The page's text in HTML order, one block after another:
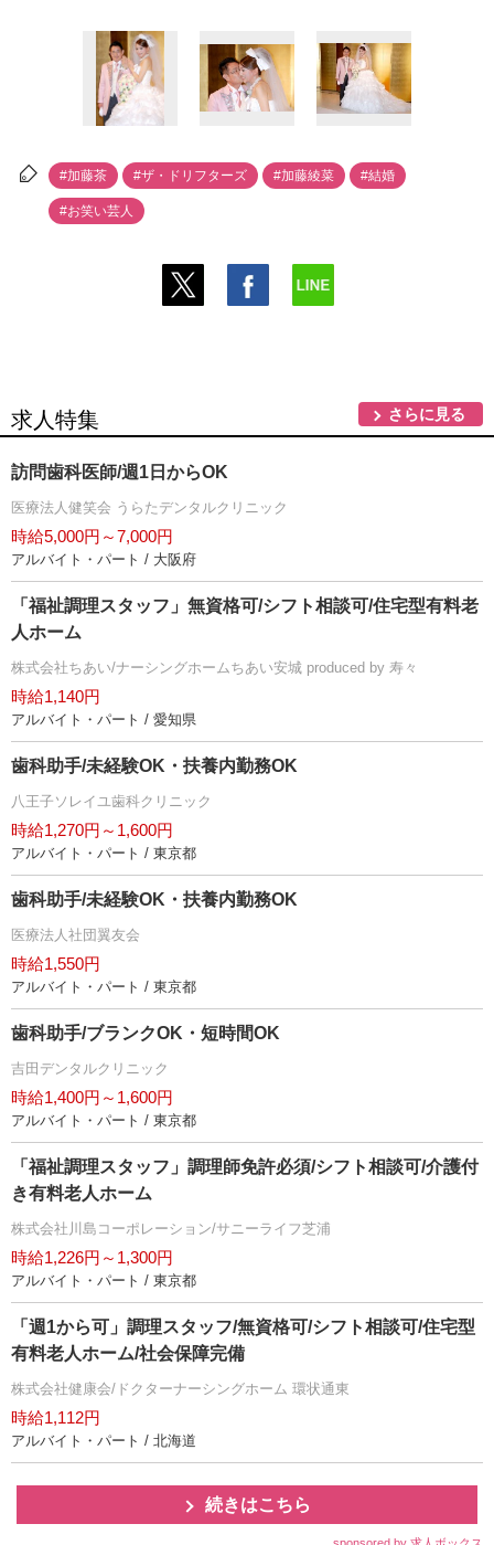
#加藤茶 #ザ・ドリフターズ #加藤綾菜 #結婚
#お笑い芸人
求人特集 さらに見る
訪問歯科医師/週1日からOK
医療法人健笑会 うらたデンタルクリニック
時給5,000円～7,000円
アルバイト・パート / 大阪府
「福祉調理スタッフ」無資格可/シフト相談可/住宅型有料老
人ホーム
株式会社ちあい/ナーシングホームちあい安城 produced by 寿々
時給1,140円
アルバイト・パート / 愛知県
歯科助手/未経験OK・扶養内勤務OK
八王子ソレイユ歯科クリニック
時給1,270円～1,600円
アルバイト・パート / 東京都
歯科助手/未経験OK・扶養内勤務OK
医療法人社団翼友会
時給1,550円
アルバイト・パート / 東京都
歯科助手/ブランクOK・短時間OK
吉田デンタルクリニック
時給1,400円～1,600円
アルバイト・パート / 東京都
「福祉調理スタッフ」調理師免許必須/シフト相談可/介護付
き有料老人ホーム
株式会社川島コーポレーション/サニーライフ芝浦
時給1,226円～1,300円
アルバイト・パート / 東京都
「週1から可」調理スタッフ/無資格可/シフト相談可/住宅型
有料老人ホーム/社会保障完備
株式会社健康会/ドクターナーシングホーム 環状通東
時給1,112円
アルバイト・パート / 北海道
続きはこちら